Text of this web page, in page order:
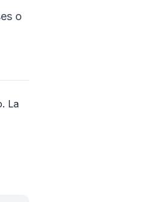
o
La